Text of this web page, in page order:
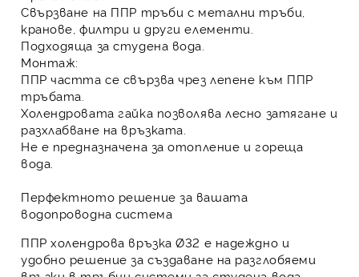
Свързване на ППР тръби с метални тръби,
кранове, филтри и други елементи.
Подходяща за студена вода.
Монтаж:
ППР частта се свързва чрез лепене към ППР
тръбата
Холендровата гайка позволява лесно затягане и
разхлабване на връзката.
Не е предназначена за отопление и гореща
вода.
Перфектното решение за вашата
водопроводна система
ППР холендрова връзка Ø32 е надеждно и
удобно решение за създаване на разглобяеми